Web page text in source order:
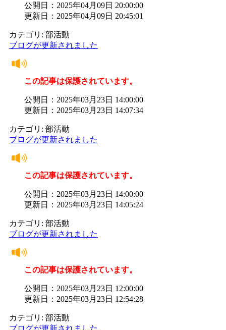
公開日：2025年04月09日 20:00:00
更新日：2025年04月09日 20:45:01
カテゴリ: 部活動
ブログが更新されました
この記事は保護されています。
公開日：2025年03月23日 14:00:00
更新日：2025年03月23日 14:07:34
カテゴリ: 部活動
ブログが更新されました
この記事は保護されています。
公開日：2025年03月23日 14:00:00
更新日：2025年03月23日 14:05:24
カテゴリ: 部活動
ブログが更新されました
この記事は保護されています。
公開日：2025年03月23日 12:00:00
更新日：2025年03月23日 12:54:28
カテゴリ: 部活動
ブログが更新されました